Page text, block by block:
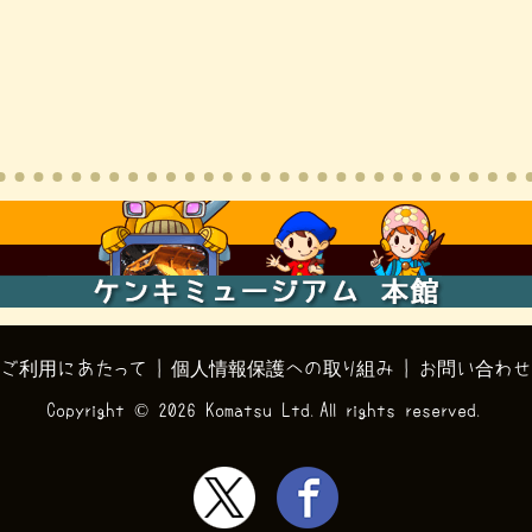
ご利用にあたって | 個人情報保護への取り組み | お問い合わせ
Copyright © 2026 Komatsu Ltd.All rights reserved.